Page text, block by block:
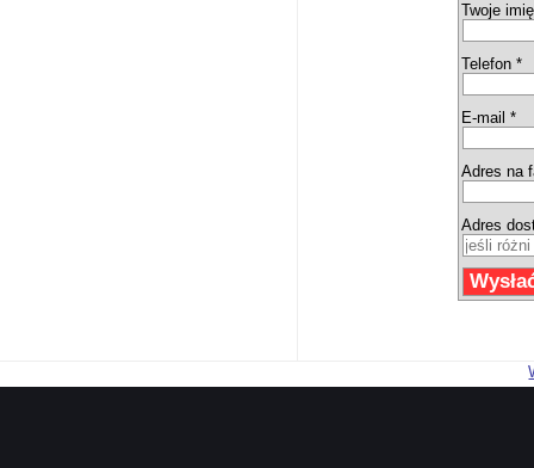
Twoje
Telefon *
E-mail *
Adres na
Adres